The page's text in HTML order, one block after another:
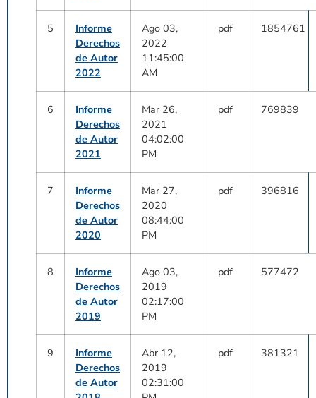
5
Informe
Derechos
de Autor
2022
Ago 03,
2022
11:45:00
AM
pdf 1854761
6
Informe
Derechos
de Autor
2021
Mar 26,
2021
04:02:00
PM
pdf 769839
7
Informe
Derechos
de Autor
2020
Mar 27,
2020
08:44:00
PM
pdf 396816
8
Informe
Derechos
de Autor
2019
Ago 03,
2019
02:17:00
PM
pdf 577472
9
Informe
Derechos
de Autor
Abr 12,
2019
02:31:00
pdf 381321